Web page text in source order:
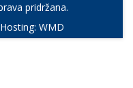
pridržana.
WMD